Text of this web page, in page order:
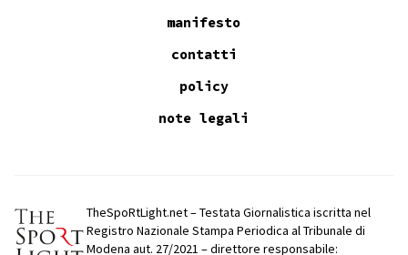
manifesto
contatti
policy
note legali
TheSpoRtLight.net – Testata Giornalistica iscritta nel
Registro Nazionale Stampa Periodica al Tribunale di
Modena aut. 27/2021 – direttore responsabile: